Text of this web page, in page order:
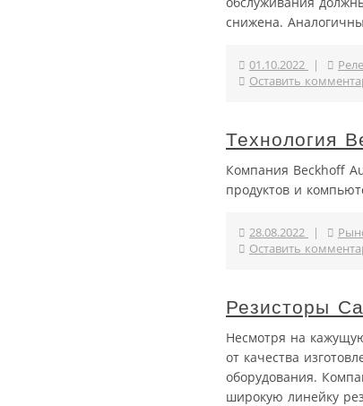
снижена.
01.10.2022 |
Реле
Оставить
Технология
Компания Beckhoff
продуктов и
28.08.2022 |
Оставить
Резисторы
Несмотря на
от качества
оборудования.
широкую линейку